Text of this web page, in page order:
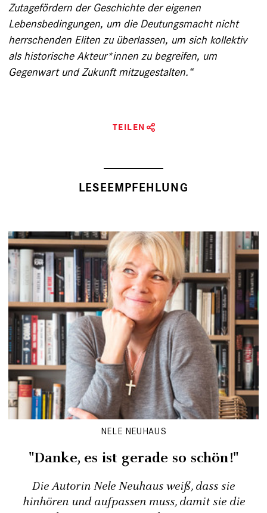
Zutagefördern der Geschichte der eigenen
Lebensbedingungen, um die Deutungsmacht nicht
herrschenden Eliten zu überlassen, um sich kollektiv
als historische Akteur*innen zu begreifen, um
Gegenwart und Zukunft mitzugestalten.“
TEILEN
LESEEMPFEHLUNG
NELE NEUHAUS
"Danke, es ist gerade so schön!"
Die Autorin Nele Neuhaus weiß, dass sie
hinhören und aufpassen muss, damit sie die